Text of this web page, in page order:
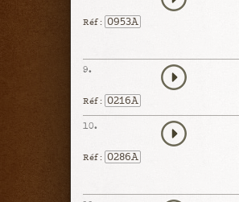
Réf : 0953A
9.
Réf : 0216A
10.
Réf : 0286A